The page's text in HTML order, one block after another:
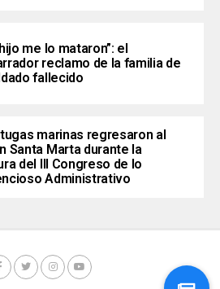
me lo mataron”: el
reclamo de la familia de
fallecido
marinas regresaron al
Santa Marta durante la
del III Congreso de lo
Administrativo